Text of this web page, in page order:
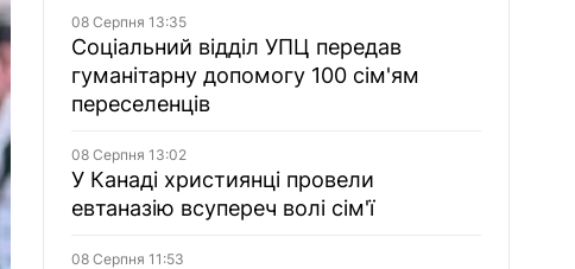
08 Серпня 13:35
Соціальний відділ УПЦ передав
гуманітарну допомогу 100 сім'ям
переселенців
08 Серпня 13:02
У Канаді християнці провели
евтаназію всупереч волі сім'ї
08 Серпня 11:53